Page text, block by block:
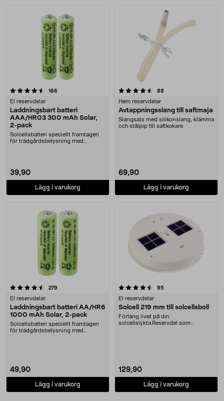
166
El reservdelar
Laddningsbart batteri
AAA/HR03 300 mAh Solar,
2-pack
Solcellsbatteri speciellt framtagen
för trädgårdsbelysning med
39,90
Lägg i varukorg
4.5 av 5 stjärnor 88
Hem reservdelar
Avtappningsslang till saftmaja
Slangsats med silikonslang, klämma
och stålpip till saftkokare
69,90
Lägg i varukorg
279
El reservdelar
Laddningsbart batteri AA/HR6
1000 mAh Solar, 2-pack
Solcellsbatteri speciellt framtagen
för trädgårdsbelysning med
49,90
Lägg i varukorg
4.5 av 5 stjärnor 95
El reservdelar
Solcell 219 mm till solcellsboll
Förläng livet på din
solcellslykta.Reservdel som
129,90
Lägg i varukorg